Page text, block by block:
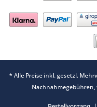
* Alle Preise inkl. gesetzl.